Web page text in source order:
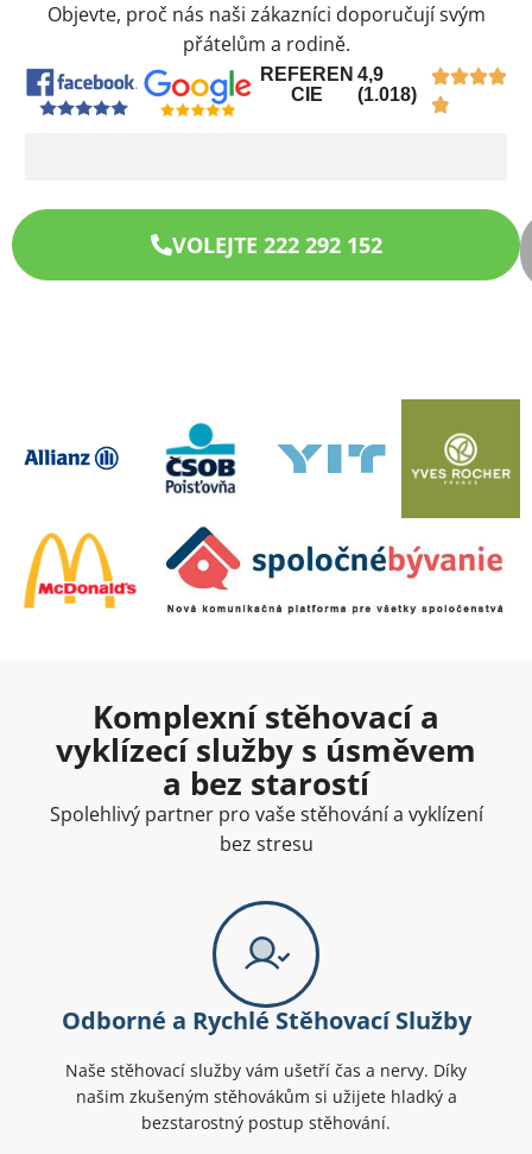
Objevte, proč nás naši zákazníci doporučují svým
přátelům a rodině.
REFEREN
CIE
4,9
(1.018)
VOLEJTE 222 292 152
Komplexní stěhovací a
vyklízecí služby s úsměvem
a bez starostí
Spolehlivý partner pro vaše stěhování a vyklízení
bez stresu
Odborné a Rychlé Stěhovací Služby
Naše stěhovací služby vám ušetří čas a nervy. Díky
našim zkušeným stěhovákům si užijete hladký a
bezstarostný postup stěhování.